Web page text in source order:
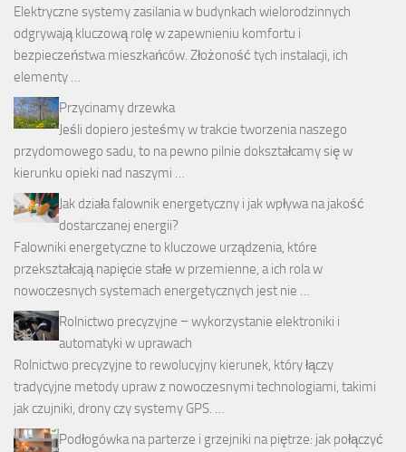
Elektryczne systemy zasilania w budynkach wielorodzinnych
odgrywają kluczową rolę w zapewnieniu komfortu i
bezpieczeństwa mieszkańców. Złożoność tych instalacji, ich
elementy …
Przycinamy drzewka
Jeśli dopiero jesteśmy w trakcie tworzenia naszego
przydomowego sadu, to na pewno pilnie dokształcamy się w
kierunku opieki nad naszymi …
Jak działa falownik energetyczny i jak wpływa na jakość
dostarczanej energii?
Falowniki energetyczne to kluczowe urządzenia, które
przekształcają napięcie stałe w przemienne, a ich rola w
nowoczesnych systemach energetycznych jest nie …
Rolnictwo precyzyjne − wykorzystanie elektroniki i
automatyki w uprawach
Rolnictwo precyzyjne to rewolucyjny kierunek, który łączy
tradycyjne metody upraw z nowoczesnymi technologiami, takimi
jak czujniki, drony czy systemy GPS. …
Podłogówka na parterze i grzejniki na piętrze: jak połączyć